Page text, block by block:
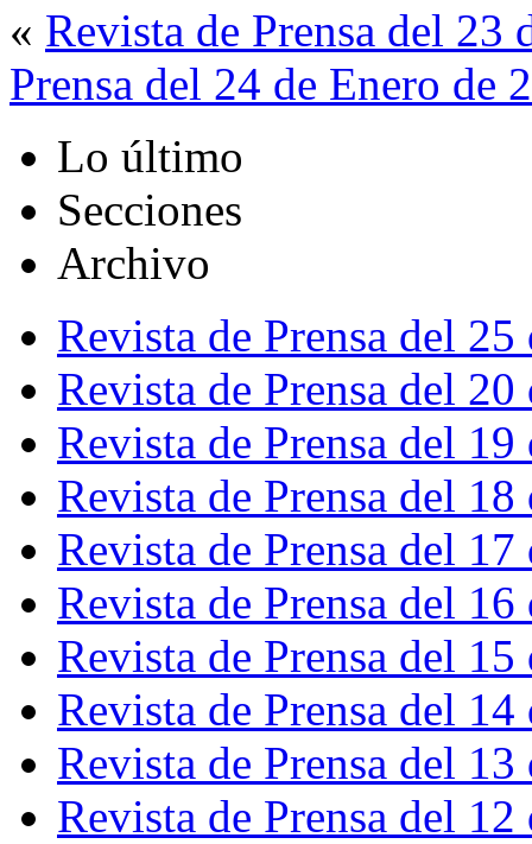
« Revista de Prensa del 23
Prensa del 24 de Enero de
Lo último
Secciones
Archivo
Revista de Prensa del
Revista de Prensa del
Revista de Prensa del
Revista de Prensa del
Revista de Prensa del
Revista de Prensa del
Revista de Prensa del
Revista de Prensa del
Revista de Prensa del
Revista de Prensa del